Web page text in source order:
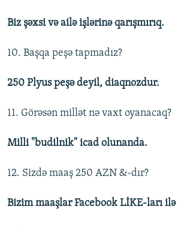
Biz şəxsi və ailə işlərinə qarışmırıq.
10. Başqa peşə tapmadız?
250 Plyus peşə deyil, diaqnozdur.
11. Görəsən millət nə vaxt oyanacaq?
Milli "budilnik" icad olunanda.
12. Sizdə maaş 250 AZN &-dır?
Bizim maaşlar Facebook LİKE-ları